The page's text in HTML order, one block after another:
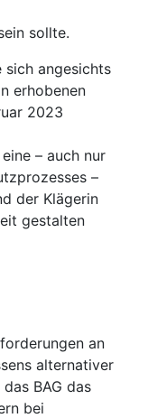
sollte.
sich angesichts
erhobenen
2023
– auch nur
–
der Klägerin
gestalten
an
alternativer
BAG das
bei